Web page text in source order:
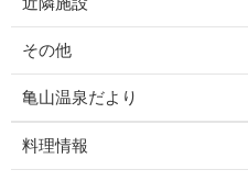
その他
亀山温泉だより
料理情報